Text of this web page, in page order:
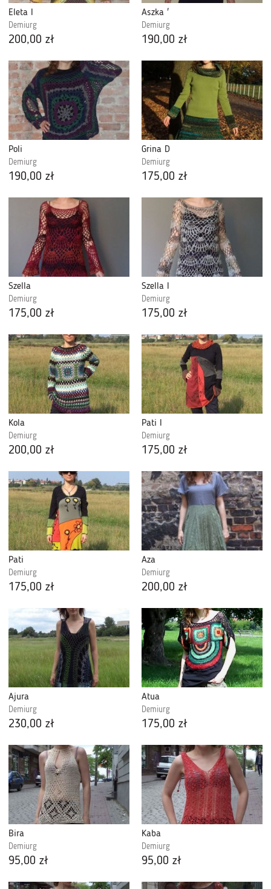
Eleta I
Demiurg
200,00 zł
Aszka '
Demiurg
190,00 zł
Poli
Demiurg
190,00 zł
Grina D
Demiurg
175,00 zł
Szella
Demiurg
175,00 zł
Szella I
Demiurg
175,00 zł
Kola
Demiurg
200,00 zł
Pati I
Demiurg
175,00 zł
Pati
Demiurg
175,00 zł
Aza
Demiurg
200,00 zł
Ajura
Demiurg
230,00 zł
Atua
Demiurg
175,00 zł
Bira
Demiurg
95,00 zł
Kaba
Demiurg
95,00 zł